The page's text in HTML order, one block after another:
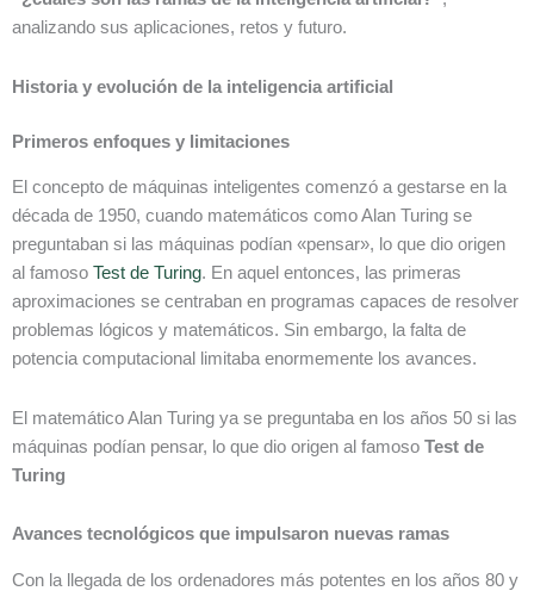
analizando sus aplicaciones, retos y futuro.
Historia y evolución de la inteligencia artificial
Primeros enfoques y limitaciones
El concepto de máquinas inteligentes comenzó a gestarse en la
década de 1950, cuando matemáticos como Alan Turing se
preguntaban si las máquinas podían «pensar», lo que dio origen
al famoso Test de Turing. En aquel entonces, las primeras
aproximaciones se centraban en programas capaces de resolver
problemas lógicos y matemáticos. Sin embargo, la falta de
potencia computacional limitaba enormemente los avances.
El matemático Alan Turing ya se preguntaba en los años 50 si las
máquinas podían pensar, lo que dio origen al famoso Test de
Turing
Avances tecnológicos que impulsaron nuevas ramas
Con la llegada de los ordenadores más potentes en los años 80 y